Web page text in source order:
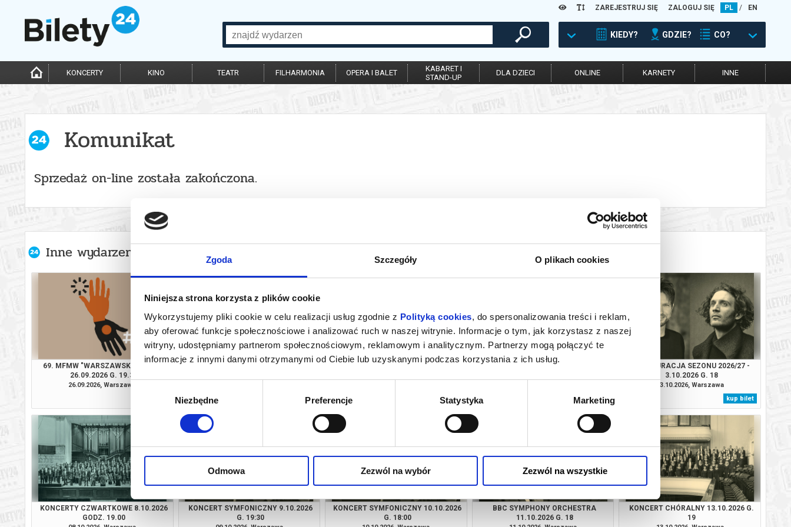
Zgoda Szczegóły O plikach cookies
Niniejsza strona korzysta z plików cookie
Wykorzystujemy pliki cookie w celu realizacji usług zgodnie z Polityką cookies, do spersonalizowania treści i reklam,
aby oferować funkcje społecznościowe i analizować ruch w naszej witrynie. Informacje o tym, jak korzystasz z naszej
witryny, udostępniamy partnerom społecznościowym, reklamowym i analitycznym. Partnerzy mogą połączyć te
informacje z innymi danymi otrzymanymi od Ciebie lub uzyskanymi podczas korzystania z ich usług.
Wybór
Niezbędne Preferencje Statystyka Marketing
Odmowa Zezwól na wybór Zezwól na wszystkie
ZAREJESTRUJ SIĘ ZALOGUJ SIĘ PL / EN
KIEDY? GDZIE? CO?
KONCERTY KINO TEATR FILHARMONIA OPERA I BALET
KABARET I
STAND-UP
DLA DZIECI ONLINE KARNETY INNE
Komunikat
Sprzedaż on-line została zakończona.
Inne wydarzenia organizatora
69. MFMW "WARSZAWSKA JESIEŃ"
26.09.2026 G. 19.30
26.09.2026, Warszawa
MAŁE MUZYCZNE PORANKI
kup bilet
MAŁE MUZYCZNE POPOŁUDNIA
kup bilet
INAUGURACJA SEZONU
kup bilet
INAUGURACJA SEZONU 2026/27 -
3.10.2026 G. 18
03.10.2026, Warszawa
kup bilet
KONCERTY CZWARTKOWE 8.10.2026
GODZ. 19.00
KONCERT SYMFONICZNY 9.10.2026
G. 19:30
KONCERT SYMFONICZNY 10.10.2026
G. 18:00
BBC SYMPHONY ORCHESTRA
11.10.2026 G. 18
KONCERT CHÓRALNY 13.10.2026 G.
19